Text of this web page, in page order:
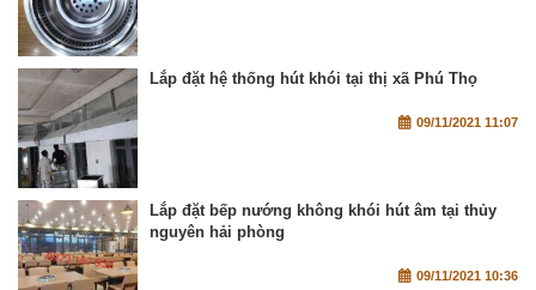
Lắp đặt hệ thống hút khói tại thị xã Phú Thọ
09/11/2021 11:07
Lắp đặt bếp nướng không khói hút âm tại thủy
nguyên hải phòng
09/11/2021 10:36